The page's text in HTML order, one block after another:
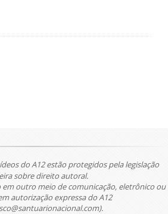
do A12 estão protegidos pela legislação
sobre direito autoral.
outro meio de comunicação, eletrônico ou
autorização expressa do A12